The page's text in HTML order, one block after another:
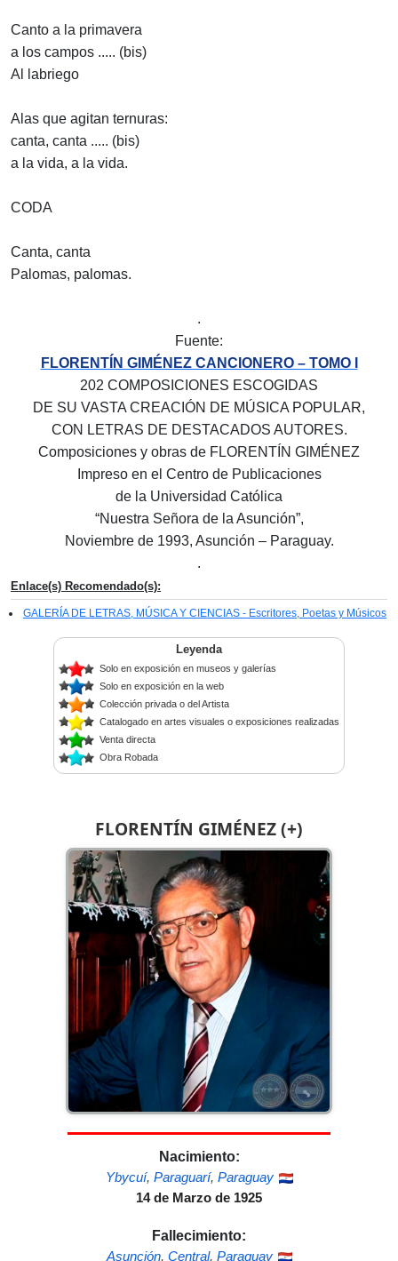
FLORENTÍN GIMÉNEZ (+)
Nacimiento:
Ybycuí, Paraguarí, Paraguay
14 de Marzo de 1925
Fallecimiento:
Asunción, Central, Paraguay
Canto a la primavera
a los campos ..... (bis)
Al labriego
Alas que agitan ternuras:
canta, canta ..... (bis)
a la vida, a la vida.
CODA
Canta, canta
Palomas, palomas.
.
Fuente:
FLORENTÍN GIMÉNEZ CANCIONERO – TOMO I
202 COMPOSICIONES ESCOGIDAS
DE SU VASTA CREACIÓN DE MÚSICA POPULAR,
CON LETRAS DE DESTACADOS AUTORES.
Composiciones y obras de FLORENTÍN GIMÉNEZ
Impreso en el Centro de Publicaciones
de la Universidad Católica
“Nuestra Señora de la Asunción”,
Noviembre de 1993, Asunción – Paraguay.
.
Enlace(s) Recomendado(s):
GALERÍA DE LETRAS, MÚSICA Y CIENCIAS - Escritores, Poetas y Músicos
Leyenda
Solo en exposición en museos y galerías
Solo en exposición en la web
Colección privada o del Artista
Catalogado en artes visuales o exposiciones realizadas
Venta directa
Obra Robada